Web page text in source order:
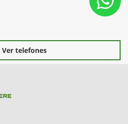
Ver telefones